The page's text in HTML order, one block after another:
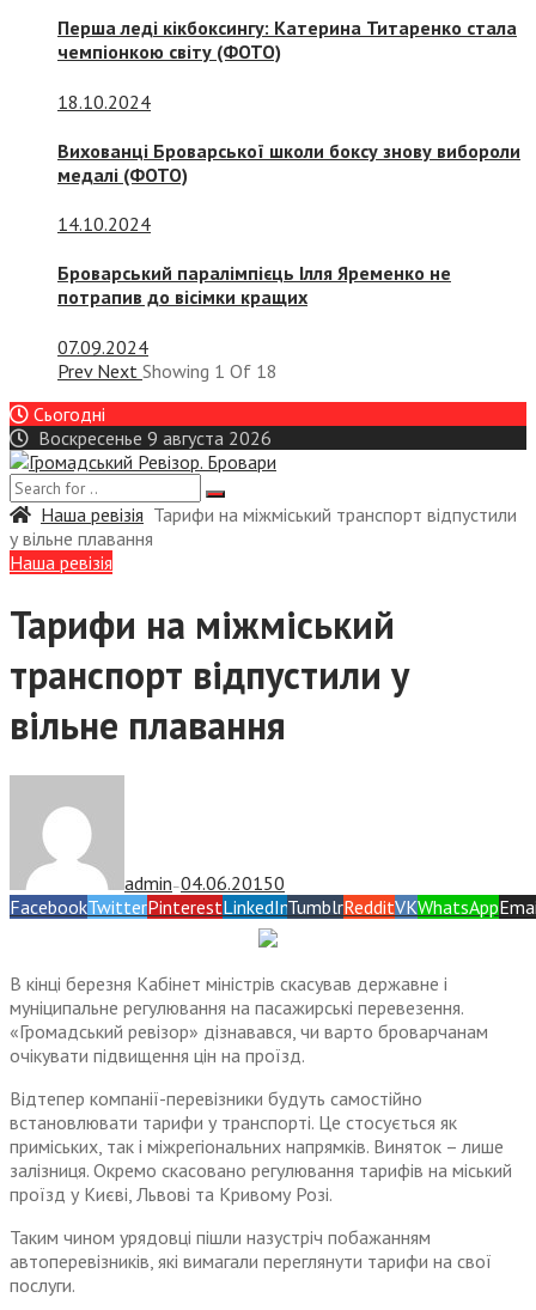
Перша леді кікбоксингу: Катерина Титаренко стала
чемпіонкою світу (ФОТО)
18.10.2024
Вихованці Броварської школи боксу знову вибороли
медалі (ФОТО)
14.10.2024
Броварський паралімпієць Ілля Яременко не
потрапив до вісімки кращих
07.09.2024
Prev Next Showing 1 Of 18
Сьогодні
Воскресенье 9 августа 2026
Наша ревізія Тарифи на міжміський транспорт відпустили
у вільне плавання
Наша ревізія
Тарифи на міжміський
транспорт відпустили у
вільне плавання
admin —04.06.20150
FacebookTwitterPinterestLinkedInTumblrRedditVKWhatsApp
В кінці березня Кабінет міністрів скасував державне і
муніципальне регулювання на пасажирські перевезення.
«Громадський ревізор» дізнавався, чи варто броварчанам
очікувати підвищення цін на проїзд.
Відтепер компанії-перевізники будуть самостійно
встановлювати тарифи у транспорті. Це стосується як
приміських, так і міжрегіональних напрямків. Виняток – лише
залізниця. Окремо скасовано регулювання тарифів на міський
проїзд у Києві, Львові та Кривому Розі.
Таким чином урядовці пішли назустріч побажанням
автоперевізників, які вимагали переглянути тарифи на свої
послуги.